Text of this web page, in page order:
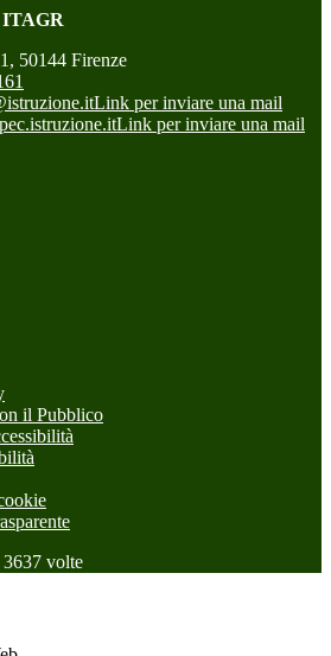
50144 Firenze
Link per inviare una mail
Link per inviare una mail
il Pubblico
3637 volte